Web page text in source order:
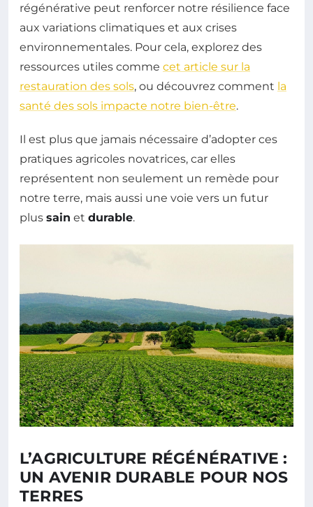
régénérative peut renforcer notre résilience face
aux variations climatiques et aux crises
environnementales. Pour cela, explorez des
ressources utiles comme cet article sur la
restauration des sols, ou découvrez comment la
santé des sols impacte notre bien-être.
Il est plus que jamais nécessaire d’adopter ces
pratiques agricoles novatrices, car elles
représentent non seulement un remède pour
notre terre, mais aussi une voie vers un futur
plus sain et durable.
L’AGRICULTURE RÉGÉNÉRATIVE :
UN AVENIR DURABLE POUR NOS
TERRES